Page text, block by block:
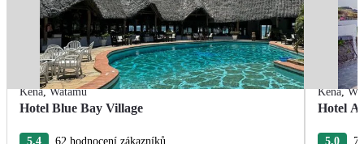
Keňa,Watamu
Hotel Blue Bay Village
5.4
62 hodnocení zákazníků
Keňa,
Hotel
5.0